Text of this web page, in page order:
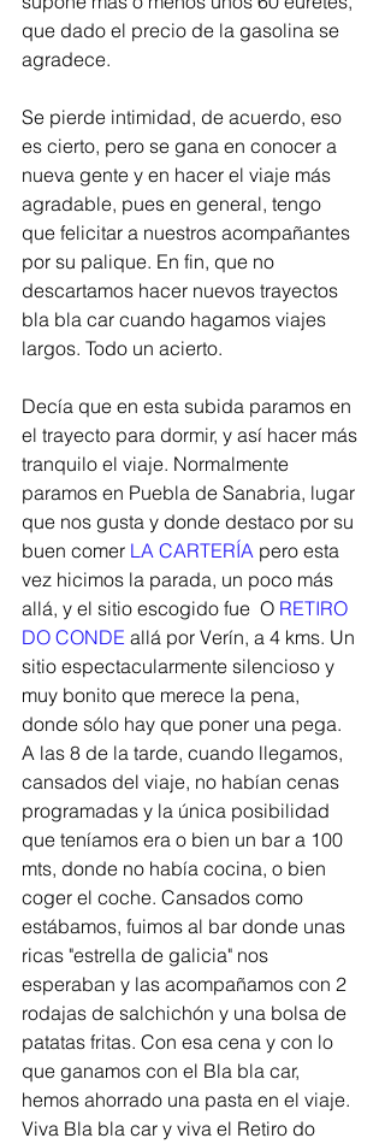
que dado el precio de la gasolina se
agradece.
Se pierde intimidad, de acuerdo, eso
es cierto, pero se gana en conocer a
nueva gente y en hacer el viaje más
agradable, pues en general, tengo
que felicitar a nuestros acompañantes
por su palique. En fin, que no
descartamos hacer nuevos trayectos
bla bla car cuando hagamos viajes
largos. Todo un acierto.
Decía que en esta subida paramos en
el trayecto para dormir, y así hacer más
tranquilo el viaje. Normalmente
paramos en Puebla de Sanabria, lugar
que nos gusta y donde destaco por su
buen comer LA CARTERÍA pero esta
vez hicimos la parada, un poco más
allá, y el sitio escogido fue  O RETIRO
DO CONDE allá por Verín, a 4 kms. Un
sitio espectacularmente silencioso y
muy bonito que merece la pena,
donde sólo hay que poner una pega.
A las 8 de la tarde, cuando llegamos,
cansados del viaje, no habían cenas
programadas y la única posibilidad
que teníamos era o bien un bar a 100
mts, donde no había cocina, o bien
coger el coche. Cansados como
estábamos, fuimos al bar donde unas
ricas "estrella de galicia" nos
esperaban y las acompañamos con 2
rodajas de salchichón y una bolsa de
patatas fritas. Con esa cena y con lo
que ganamos con el Bla bla car,
hemos ahorrado una pasta en el viaje.
Viva Bla bla car y viva el Retiro do